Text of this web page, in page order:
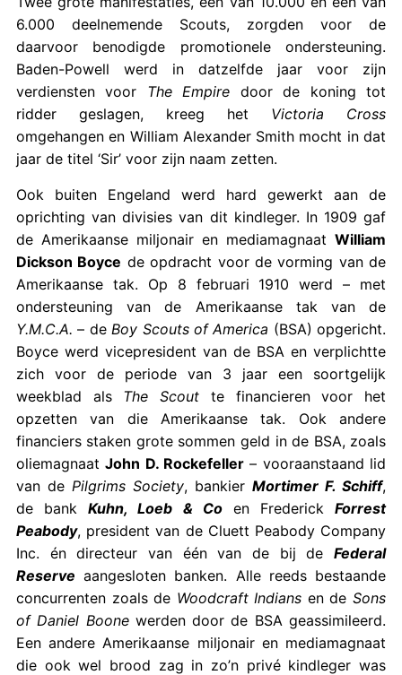
6.000 deelnemende Scouts, zorgden voor de
daarvoor benodigde promotionele ondersteuning.
Baden-Powell werd in datzelfde jaar voor zijn
verdiensten voor The Empire door de koning tot
ridder geslagen, kreeg het Victoria Cross
omgehangen en William Alexander Smith mocht in dat
jaar de titel ‘Sir’ voor zijn naam zetten.
Ook buiten Engeland werd hard gewerkt aan de
oprichting van divisies van dit kindleger. In 1909 gaf
de Amerikaanse miljonair en mediamagnaatWilliam
Dickson Boyce de opdracht voor de vorming van de
Amerikaanse tak. Op 8 februari 1910 werd – met
ondersteuning van de Amerikaanse tak van de
Y.M.C.A. – de Boy Scouts of America (BSA) opgericht.
Boyce werd vicepresident van de BSA en verplichtte
zich voor de periode van 3 jaar een soortgelijk
weekblad als The Scout te financieren voor het
opzetten van die Amerikaanse tak. Ook andere
financiers staken grote sommen geld in de BSA, zoals
oliemagnaatJohn D. Rockefeller – vooraanstaand lid
van de Pilgrims Society, bankierMortimer F. Schiff,
de bankKuhn, Loeb & Coen FrederickForrest
Peabody, president van de Cluett Peabody Company
Inc. én directeur van één van de bij deFederal
Reserve aangesloten banken. Alle reeds bestaande
concurrenten zoals de Woodcraft Indians en deSons
of Daniel Boonewerden door de BSA geassimileerd.
Een andere Amerikaanse miljonair en mediamagnaat
die ook wel brood zag in zo’n privé kindleger was